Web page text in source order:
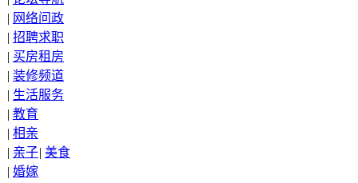
| 网络问政
| 招聘求职
| 买房租房
| 装修频道
| 生活服务
| 教育
| 相亲
| 亲子| 美食
| 婚嫁